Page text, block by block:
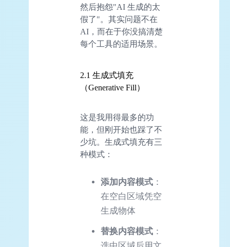
然后抱怨"AI 生成的太
假了"。其实问题不在
AI，而在于你没搞清楚
每个工具的适用场景。
2.1 生成式填充
（Generative Fill）
这是我用得最多的功
能，但刚开始也踩了不
少坑。生成式填充有三
种模式：
添加内容模式 ：
在空白区域凭空
生成物体
替换内容模式 ：